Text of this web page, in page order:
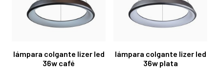
lámpara colgante lizer led
36w café
lámpara colgante lizer led
36w plata